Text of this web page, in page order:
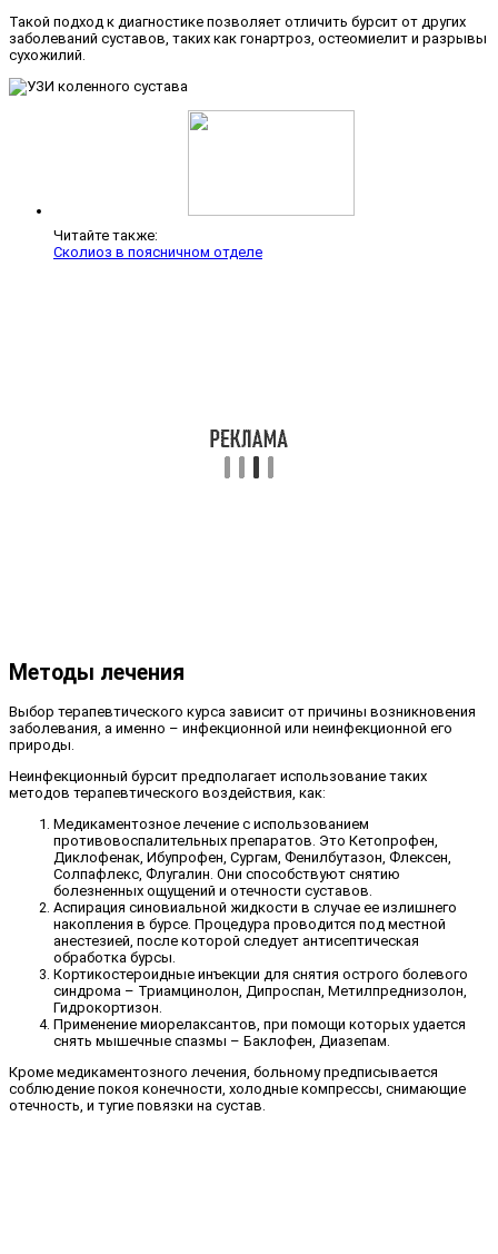
Такой подход к диагностике позволяет отличить бурсит от других
заболеваний суставов, таких как гонартроз, остеомиелит и разрывы
сухожилий.
Читайте также:
Сколиоз в поясничном отделе
Методы лечения
Выбор терапевтического курса зависит от причины возникновения
заболевания, а именно – инфекционной или неинфекционной его
природы.
Неинфекционный бурсит предполагает использование таких
методов терапевтического воздействия, как:
Медикаментозное лечение с использованием
противовоспалительных препаратов. Это Кетопрофен,
Диклофенак, Ибупрофен, Сургам, Фенилбутазон, Флексен,
Солпафлекс, Флугалин. Они способствуют снятию
болезненных ощущений и отечности суставов.
Аспирация синовиальной жидкости в случае ее излишнего
накопления в бурсе. Процедура проводится под местной
анестезией, после которой следует антисептическая
обработка бурсы.
Кортикостероидные инъекции для снятия острого болевого
синдрома – Триамцинолон, Дипроспан, Метилпреднизолон,
Гидрокортизон.
Применение миорелаксантов, при помощи которых удается
снять мышечные спазмы – Баклофен, Диазепам.
Кроме медикаментозного лечения, больному предписывается
соблюдение покоя конечности, холодные компрессы, снимающие
отечность, и тугие повязки на сустав.